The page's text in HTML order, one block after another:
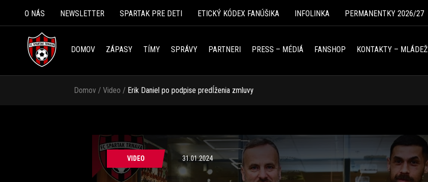
O NÁS NEWSLETTER SPARTAK PRE DETI ETICKÝ KÓDEX FANÚŠIKA INFOLINKA PERMANENTKY 2026/27
DOMOV ZÁPASY TÍMY SPRÁVY PARTNERI PRESS – MÉDIÁ FANSHOP KONTAKTY – MLÁDEŽ
Domov / Video / Erik Daniel po podpise predĺženia zmluvy
VIDEO 31.01.2024